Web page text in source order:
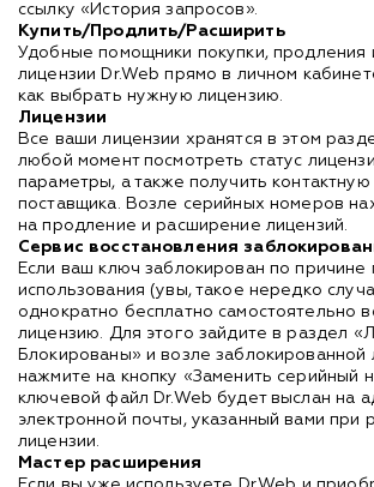
ссылку «История запросов».
Купить/Продлить/Расширить
Удобные помощники покупки, продления
лицензии Dr.Web прямо в личном
как выбрать нужную лицензию.
Лицензии
Все ваши лицензии хранятся в этом
любой момент посмотреть статус
параметры, а также получить
поставщика. Возле серийных номеров
на продление и расширение лицензий.
Сервис восстановления
Если ваш ключ заблокирован по причине
использования (увы, такое нередко
однократно бесплатно самостоятельно
лицензию. Для этого зайдите в раздел
Блокированы» и возле заблокированной
нажмите на кнопку «Заменить серийный
ключевой файл Dr.Web будет выслан на
электронной почты, указанный вами при
лицензии.
Мастер расширения